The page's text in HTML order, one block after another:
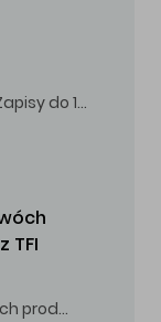
Trwa skup akcji spółki Wikana SA. Zapisy do 14.08.2026 r. do godz. 16.00.
TFI
Inwestorzy zyskali dostęp do dwóch produktów umożliwiających inwestowanie w obligacje skarbowe.